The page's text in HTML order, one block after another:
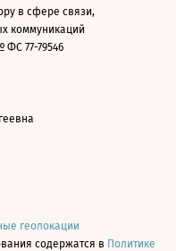
в сфере связи,
коммуникаций
ФС 77-79546
геолокации
содержатся в Политике